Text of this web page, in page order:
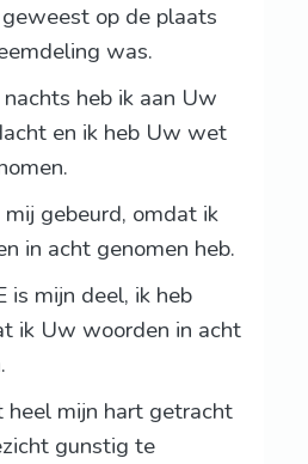
op de plaats
was.
nachts heb ik aan Uw
en ik heb Uw wet
gebeurd, omdat ik
in acht genomen heb.
is mijn deel, ik heb
ik Uw woorden in acht
heel mijn hart getracht
gunstig te